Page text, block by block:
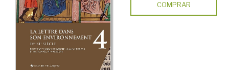
COMPRAR